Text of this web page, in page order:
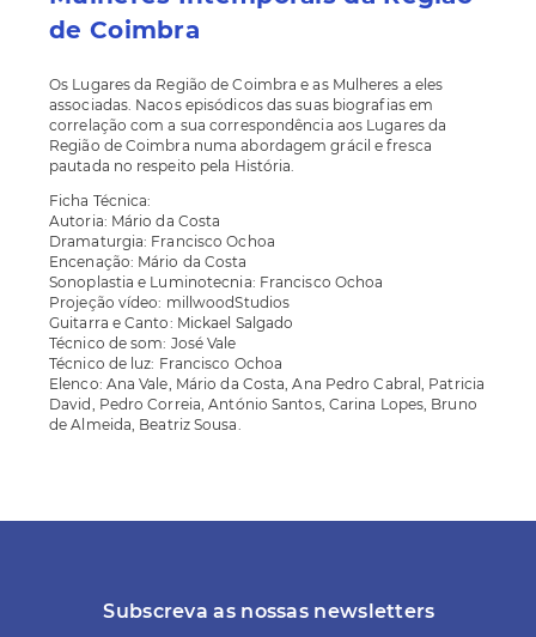
de Coimbra
Os Lugares da Região de Coimbra e as Mulheres a eles
associadas. Nacos episódicos das suas biografias em
correlação com a sua correspondência aos Lugares da
Região de Coimbra numa abordagem grácil e fresca
pautada no respeito pela História.
Ficha Técnica:
Autoria: Mário da Costa
Dramaturgia: Francisco Ochoa
Encenação: Mário da Costa
Sonoplastia e Luminotecnia: Francisco Ochoa
Projeção vídeo: millwoodStudios
Guitarra e Canto: Mickael Salgado
Técnico de som: José Vale
Técnico de luz: Francisco Ochoa
Elenco: Ana Vale, Mário da Costa, Ana Pedro Cabral, Patricia
David, Pedro Correia, António Santos, Carina Lopes, Bruno
de Almeida, Beatriz Sousa.
Subscreva as nossas newsletters